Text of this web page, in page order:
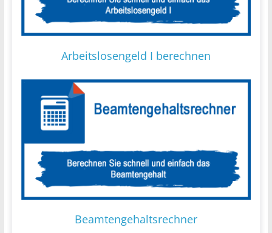
Arbeitslosengeld I berechnen
Beamtengehaltsrechner